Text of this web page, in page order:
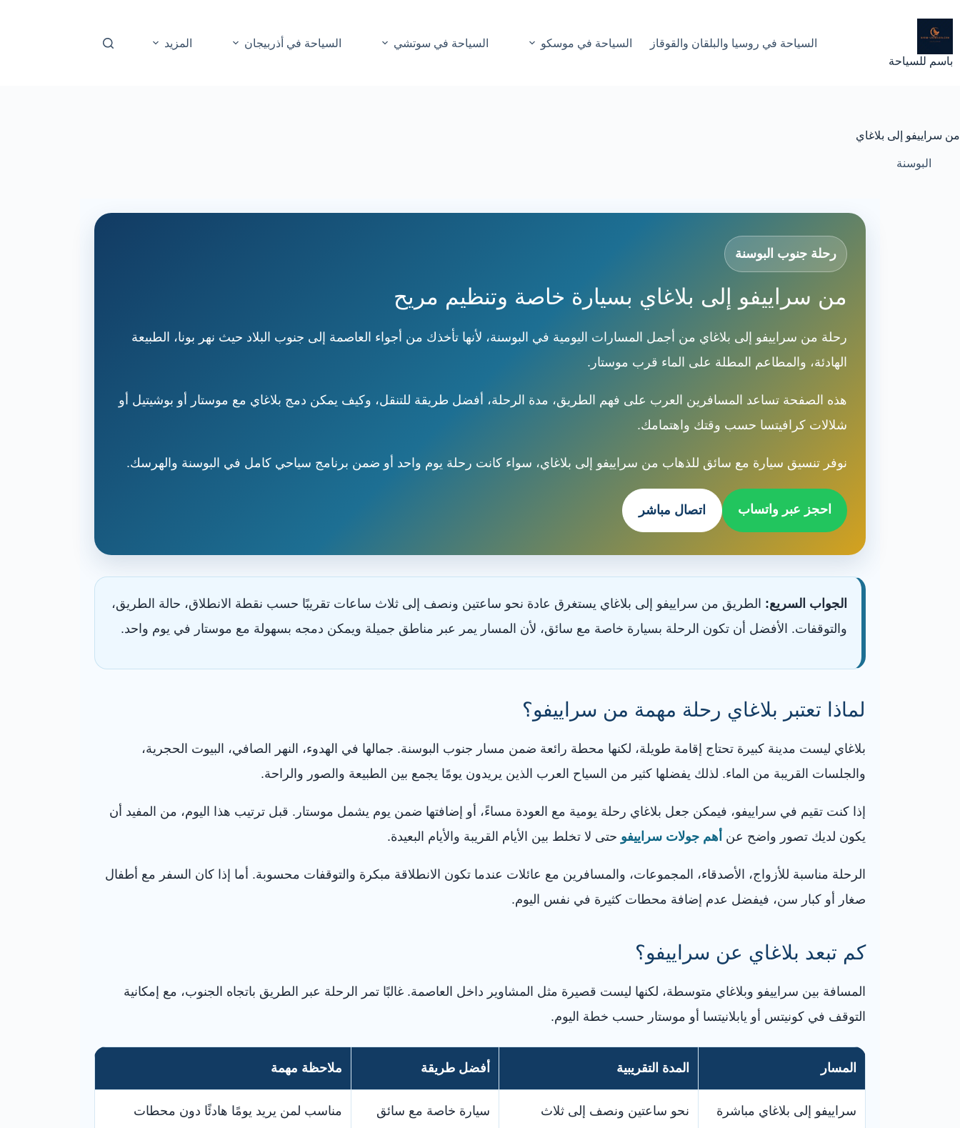
إلى
المحتوى
باسم للسياحة
السياحة في روسيا والبلقان والقوقاز السياحة في موسكو السياحة في سوتشي السياحة في أذربيجان المزيد
من سراييفو إلى بلاغاي
البوسنة
رحلة جنوب البوسنة
من سراييفو إلى بلاغاي بسيارة خاصة وتنظيم مريح
رحلة من سراييفو إلى بلاغاي من أجمل المسارات اليومية في البوسنة، لأنها تأخذك من أجواء العاصمة إلى جنوب البلاد حيث نهر بونا، الطبيعة
الهادئة، والمطاعم المطلة على الماء قرب موستار.
هذه الصفحة تساعد المسافرين العرب على فهم الطريق، مدة الرحلة، أفضل طريقة للتنقل، وكيف يمكن دمج بلاغاي مع موستار أو بوشيتيل أو
شلالات كرافيتسا حسب وقتك واهتمامك.
نوفر تنسيق سيارة مع سائق للذهاب من سراييفو إلى بلاغاي، سواء كانت رحلة يوم واحد أو ضمن برنامج سياحي كامل في البوسنة والهرسك.
احجز عبر واتساب اتصال مباشر
الجواب السريع: الطريق من سراييفو إلى بلاغاي يستغرق عادة نحو ساعتين ونصف إلى ثلاث ساعات تقريبًا حسب نقطة الانطلاق، حالة الطريق،
والتوقفات. الأفضل أن تكون الرحلة بسيارة خاصة مع سائق، لأن المسار يمر عبر مناطق جميلة ويمكن دمجه بسهولة مع موستار في يوم واحد.
لماذا تعتبر بلاغاي رحلة مهمة من سراييفو؟
بلاغاي ليست مدينة كبيرة تحتاج إقامة طويلة، لكنها محطة رائعة ضمن مسار جنوب البوسنة. جمالها في الهدوء، النهر الصافي، البيوت الحجرية،
والجلسات القريبة من الماء. لذلك يفضلها كثير من السياح العرب الذين يريدون يومًا يجمع بين الطبيعة والصور والراحة.
إذا كنت تقيم في سراييفو، فيمكن جعل بلاغاي رحلة يومية مع العودة مساءً، أو إضافتها ضمن يوم يشمل موستار. قبل ترتيب هذا اليوم، من المفيد أن
يكون لديك تصور واضح عن أهم جولات سراييفو حتى لا تخلط بين الأيام القريبة والأيام البعيدة.
الرحلة مناسبة للأزواج، الأصدقاء، المجموعات، والمسافرين مع عائلات عندما تكون الانطلاقة مبكرة والتوقفات محسوبة. أما إذا كان السفر مع أطفال
صغار أو كبار سن، فيفضل عدم إضافة محطات كثيرة في نفس اليوم.
كم تبعد بلاغاي عن سراييفو؟
المسافة بين سراييفو وبلاغاي متوسطة، لكنها ليست قصيرة مثل المشاوير داخل العاصمة. غالبًا تمر الرحلة عبر الطريق باتجاه الجنوب، مع إمكانية
التوقف في كونيتس أو يابلانيتسا أو موستار حسب خطة اليوم.
المسار المدة التقريبية أفضل طريقة ملاحظة مهمة
سراييفو إلى بلاغاي مباشرة
نحو ساعتين ونصف إلى ثلاث
سيارة خاصة مع سائق
مناسب لمن يريد يومًا هادئًا دون محطات